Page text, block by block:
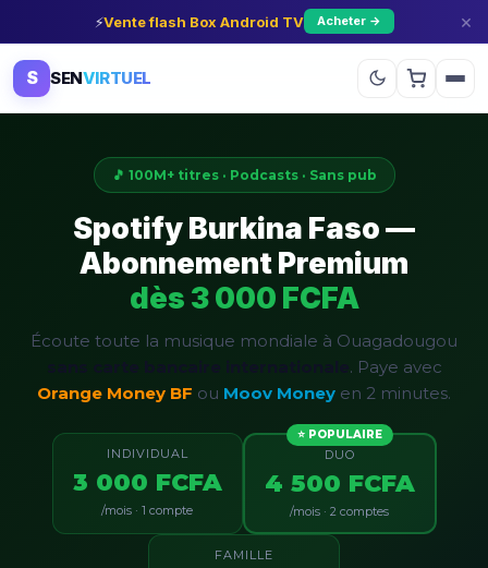
⚡Vente flash Box Android TV Acheter → ×
S SENVIRTUEL
🎵 100M+ titres · Podcasts · Sans pub
Spotify Burkina Faso —
Abonnement Premium
dès 3 000 FCFA
Écoute toute la musique mondiale à Ouagadougou
. Paye avec
Orange Money BF ou Moov Money en 2 minutes.
INDIVIDUAL
3 000 FCFA
/mois · 1 compte
⭐ POPULAIRE
DUO
4 500 FCFA
/mois · 2 comptes
FAMILLE